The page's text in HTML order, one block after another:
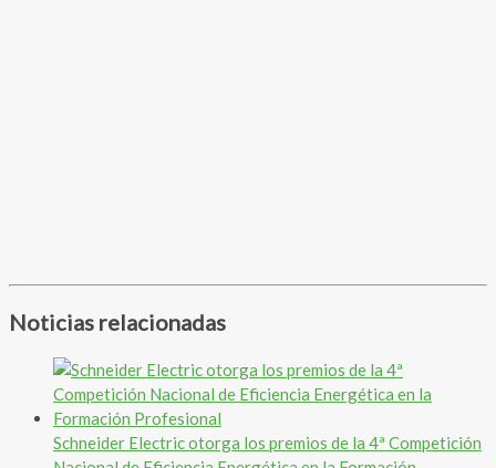
Noticias relacionadas
Schneider Electric otorga los premios de la 4ª Competición